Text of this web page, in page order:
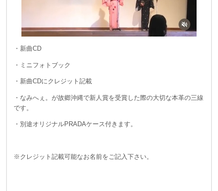
・新曲CD
・ミニフォトブック
・新曲CDにクレジット記載
・なみへぇ。が故郷沖縄で新人賞を受賞した際の大切な本革の三線
です。
・別途オリジナルPRADAケース付きます。
※クレジット記載可能なお名前をご記入下さい。